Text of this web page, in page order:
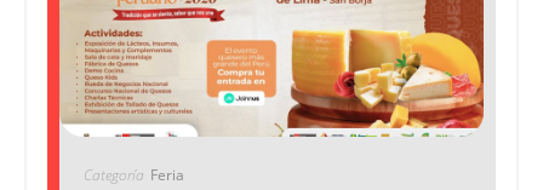
Categoría Feria